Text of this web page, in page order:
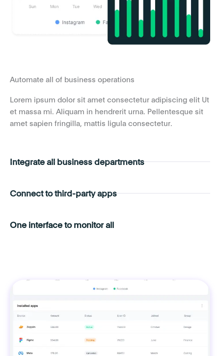
Automate all of business operations
Lorem ipsum dolor sit amet consectetur adipiscing elit Ut
et massa mi. Aliquam in hendrerit urna. Pellentesque sit
amet sapien fringilla, mattis ligula consectetur.
Integrate all business departments
Connect to third-party apps
One interface to monitor all